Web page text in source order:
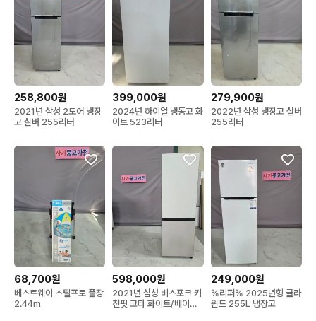
258,800원
2021년 삼성 2도어 냉장
고 실버 255리터
399,000원
2024년 하이얼 냉동고 화
이트 523리터
279,900원
2022년 삼성 냉장고 실버
255리터
68,700원
베스트웨이 스틸프로 풀장
2.44m
598,000원
2021년 삼성 비스포크 키
친핏 코타 화이트/베이지
249,000원
%리퍼% 2025년형 클라
윈드 255L 냉장고